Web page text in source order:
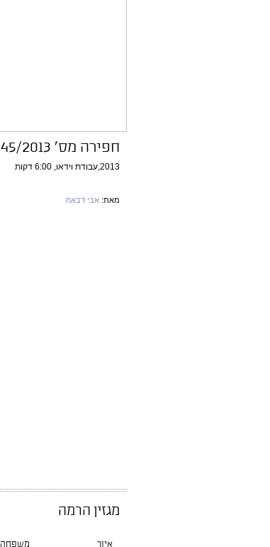
חפירה מס' 3045/2013
2013,עבודת וידאו, 6:00 דקות
מאת: אבי דבאח
מגזין הרמה
איור משפחה